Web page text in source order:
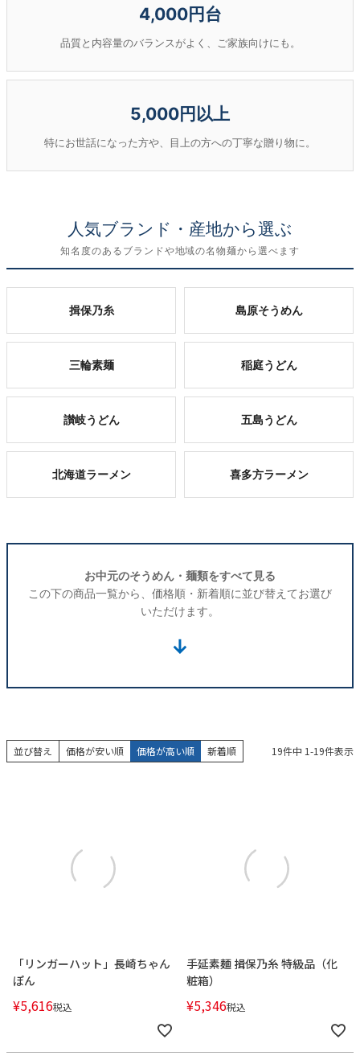
4,000円台
品質と内容量のバランスがよく、ご家族向けにも。
5,000円以上
特にお世話になった方や、目上の方への丁寧な贈り物に。
人気ブランド・産地から選ぶ
知名度のあるブランドや地域の名物麺から選べます
揖保乃糸 島原そうめん
三輪素麺 稲庭うどん
讃岐うどん 五島うどん
北海道ラーメン 喜多方ラーメン
お中元のそうめん・麺類をすべて見る
この下の商品一覧から、価格順・新着順に並び替えてお選び
いただけます。
↓
並び替え 価格が安い順 価格が高い順 新着順 19件中 1-19件表示
「リンガーハット」長崎ちゃん
ぽん
¥5,616税込
手延素麺 揖保乃糸 特級品（化
粧箱）
¥5,346税込